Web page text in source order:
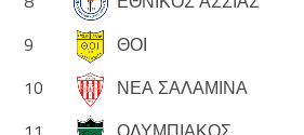
9
ΘΟΙ
10
ΝΕΑ ΣΑΛΑΜΙΝΑ